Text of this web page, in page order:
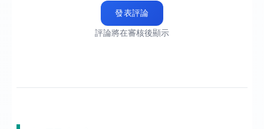
發表評論
評論將在審核後顯示